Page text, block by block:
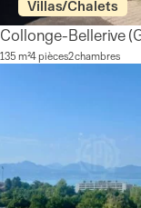
Villas/Chalets
Collonge-Bellerive
135 m²4 pièces2 chambres